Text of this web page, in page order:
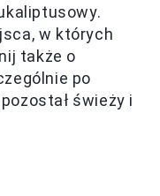
w których
także o
po
świeży i